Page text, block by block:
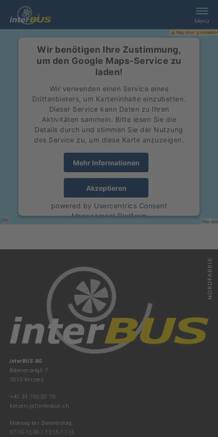
Leistungen
interBUS
FR
Menü
Wir benötigen Ihre Zustimmung,
um den Google Maps-Service zu
laden!
Wir verwenden einen Service eines
Drittanbieters, um Karteninhalte einzubetten.
Dieser Service kann Daten zu Ihren
Aktivitäten sammeln. Bitte lesen Sie die
Details durch und stimmen Sie der Nutzung
des Service zu, um diese Karte anzuzeigen.
Mehr Informationen
Akzeptieren
powered by Usercentrics Consent
Management Platform
interBUS AG
Biberenzelgli 7
3210 Kerzers
+41 31 750 22 70
kerzers(at)interbus.ch
Montag bis Donnerstag
07:15-12:00 / 13:15-17:15